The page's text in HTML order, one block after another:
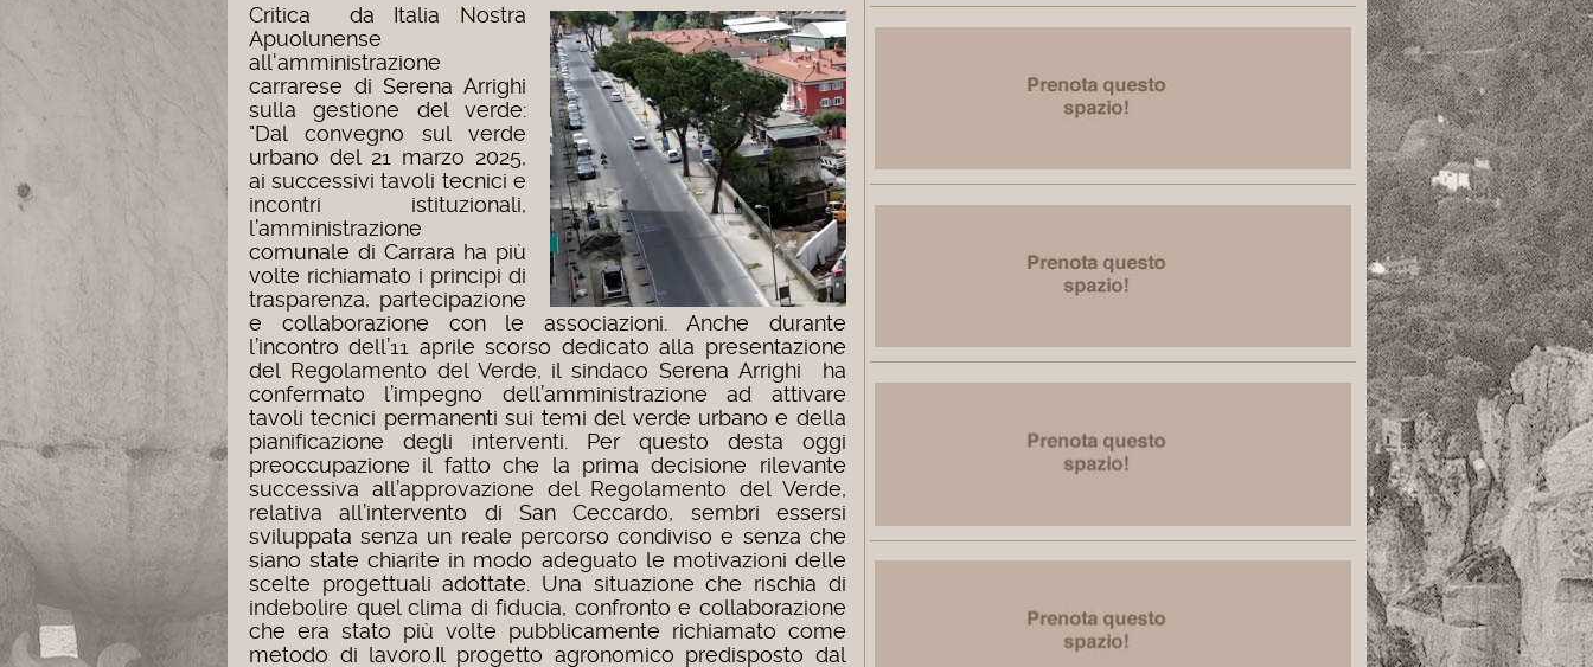
Critica da Italia Nostra
Apuolunense
all'amministrazione
carrarese di Serena Arrighi
sulla gestione del verde:
"Dal convegno sul verde
urbano del 21 marzo 2025,
ai successivi tavoli tecnici e
incontri istituzionali,
l’amministrazione
comunale di Carrara ha più
volte richiamato i principi di
trasparenza, partecipazione
e collaborazione con le associazioni. Anche durante
l’incontro dell’11 aprile scorso dedicato alla presentazione
del Regolamento del Verde, il sindaco Serena Arrighi ha
confermato l’impegno dell’amministrazione ad attivare
tavoli tecnici permanenti sui temi del verde urbano e della
pianificazione degli interventi. Per questo desta oggi
preoccupazione il fatto che la prima decisione rilevante
successiva all’approvazione del Regolamento del Verde,
relativa all’intervento di San Ceccardo, sembri essersi
sviluppata senza un reale percorso condiviso e senza che
siano state chiarite in modo adeguato le motivazioni delle
scelte progettuali adottate. Una situazione che rischia di
indebolire quel clima di fiducia, confronto e collaborazione
che era stato più volte pubblicamente richiamato come
metodo di lavoro. Il progetto agronomico predisposto dal